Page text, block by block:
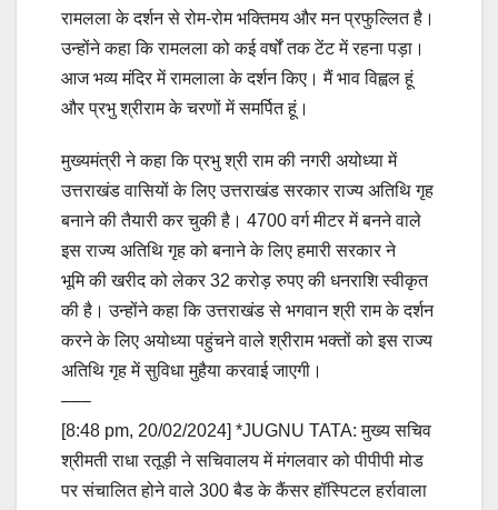
रामलला के दर्शन से रोम-रोम भक्तिमय और मन प्रफुल्लित है।
उन्होंने कहा कि रामलला को कई वर्षों तक टेंट में रहना पड़ा।
आज भव्य मंदिर में रामलाला के दर्शन किए। मैं भाव विह्वल हूं
और प्रभु श्रीराम के चरणों में समर्पित हूं।
मुख्यमंत्री ने कहा कि प्रभु श्री राम की नगरी अयोध्या में
उत्तराखंड वासियों के लिए उत्तराखंड सरकार राज्य अतिथि गृह
बनाने की तैयारी कर चुकी है। 4700 वर्ग मीटर में बनने वाले
इस राज्य अतिथि गृह को बनाने के लिए हमारी सरकार ने
भूमि की खरीद को लेकर 32 करोड़ रुपए की धनराशि स्वीकृत
की है। उन्होंने कहा कि उत्तराखंड से भगवान श्री राम के दर्शन
करने के लिए अयोध्या पहुंचने वाले श्रीराम भक्तों को इस राज्य
अतिथि गृह में सुविधा मुहैया करवाई जाएगी।
–––
[8:48 pm, 20/02/2024] *JUGNU TATA: मुख्य सचिव
श्रीमती राधा रतूड़ी ने सचिवालय में मंगलवार को पीपीपी मोड
पर संचालित होने वाले 300 बैड के कैंसर हॉस्पिटल हर्रावाला